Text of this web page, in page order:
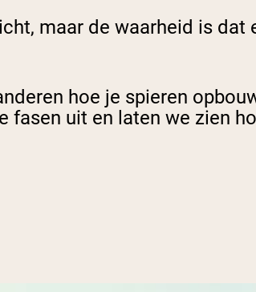
maar de waarheid is dat
hoe je spieren
uit en laten we zien